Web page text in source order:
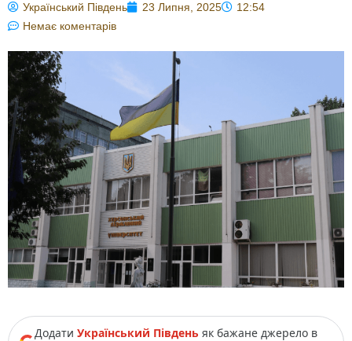
Український Південь 23 Липня, 2025
12:54
Немає коментарів
Додати Український Південь як бажане джерело в